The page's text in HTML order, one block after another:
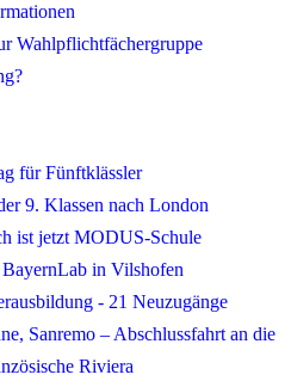
Wahlpflichtfächergruppe
für Fünftklässler
9. Klassen nach London
ist jetzt MODUS-Schule
in Vilshofen
- 21 Neuzugänge
Sanremo – Abschlussfahrt an die
Riviera